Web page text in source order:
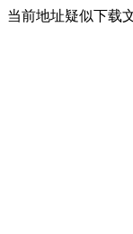
当前地址疑似下载